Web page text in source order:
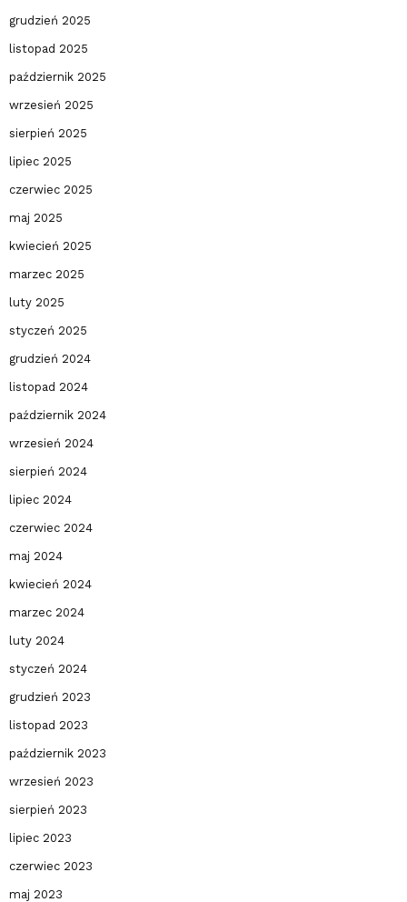
grudzień 2025
listopad 2025
październik 2025
wrzesień 2025
sierpień 2025
lipiec 2025
czerwiec 2025
maj 2025
kwiecień 2025
marzec 2025
luty 2025
styczeń 2025
grudzień 2024
listopad 2024
październik 2024
wrzesień 2024
sierpień 2024
lipiec 2024
czerwiec 2024
maj 2024
kwiecień 2024
marzec 2024
luty 2024
styczeń 2024
grudzień 2023
listopad 2023
październik 2023
wrzesień 2023
sierpień 2023
lipiec 2023
czerwiec 2023
maj 2023